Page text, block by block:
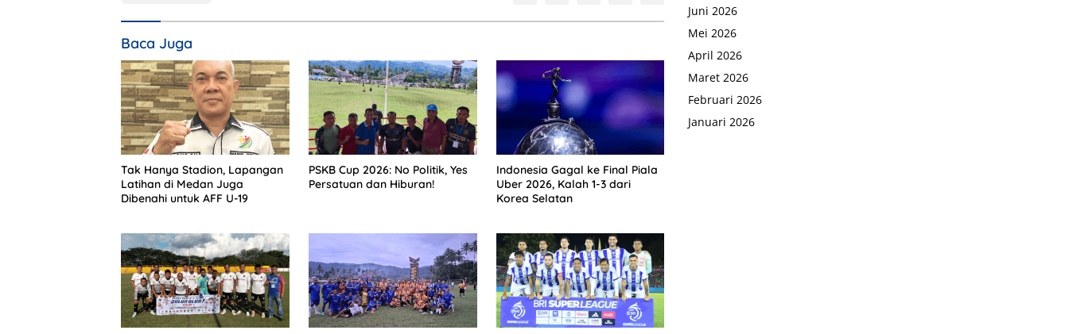
Baca Juga
Tak Hanya Stadion, Lapangan
Latihan di Medan Juga
Dibenahi untuk AFF U-19
PSKB Cup 2026: No Politik, Yes
Persatuan dan Hiburan!
Indonesia Gagal ke Final Piala
Uber 2026, Kalah 1-3 dari
Korea Selatan
Juni 2026
Mei 2026
April 2026
Maret 2026
Februari 2026
Januari 2026